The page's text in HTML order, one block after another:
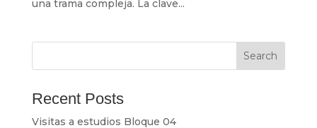
una trama compleja. La clave...
Search
Recent Posts
Visitas a estudios Bloque 04